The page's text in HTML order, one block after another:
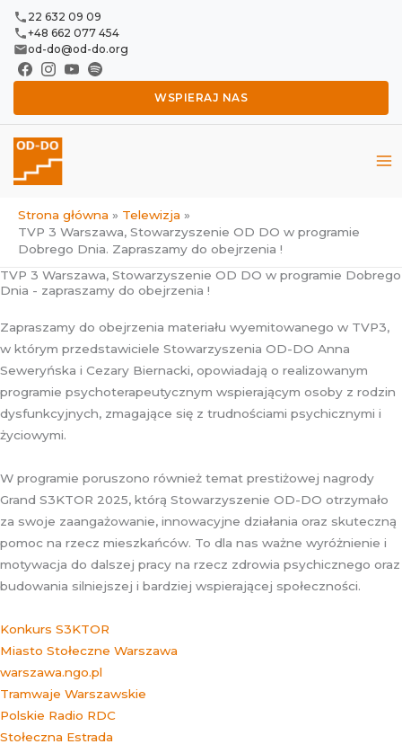
Przejdź
treści
22 632 09 09
+48 662 077 454
od-do@od-do.org
WSPIERAJ NAS
Strona główna
Telewizja
TVP 3 Warszawa, Stowarzyszenie OD DO w programie
Dobrego Dnia. Zapraszamy do obejrzenia !
TVP 3 Warszawa, Stowarzyszenie OD DO w programie Dobrego
Dnia - zapraszamy do obejrzenia !
Zapraszamy do obejrzenia materiału wyemitowanego w TVP3,
w którym przedstawiciele Stowarzyszenia OD-DO Anna
Seweryńska i Cezary Biernacki, opowiadają o realizowanym
programie psychoterapeutycznym wspierającym osoby z rodzin
dysfunkcyjnych, zmagające się z trudnościami psychicznymi i
życiowymi.
W programie poruszono również temat prestiżowej nagrody
Grand S3KTOR 2025, którą Stowarzyszenie OD-DO otrzymało
za swoje zaangażowanie, innowacyjne działania oraz skuteczną
pomoc na rzecz mieszkańców. To dla nas ważne wyróżnienie i
motywacja do dalszej pracy na rzecz zdrowia psychicznego oraz
budowania silniejszej i bardziej wspierającej społeczności.
Konkurs S3KTOR
Miasto Stołeczne Warszawa
warszawa.ngo.pl
Tramwaje Warszawskie
Polskie Radio RDC
Stołeczna Estrada